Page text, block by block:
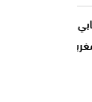
من “النخلة”